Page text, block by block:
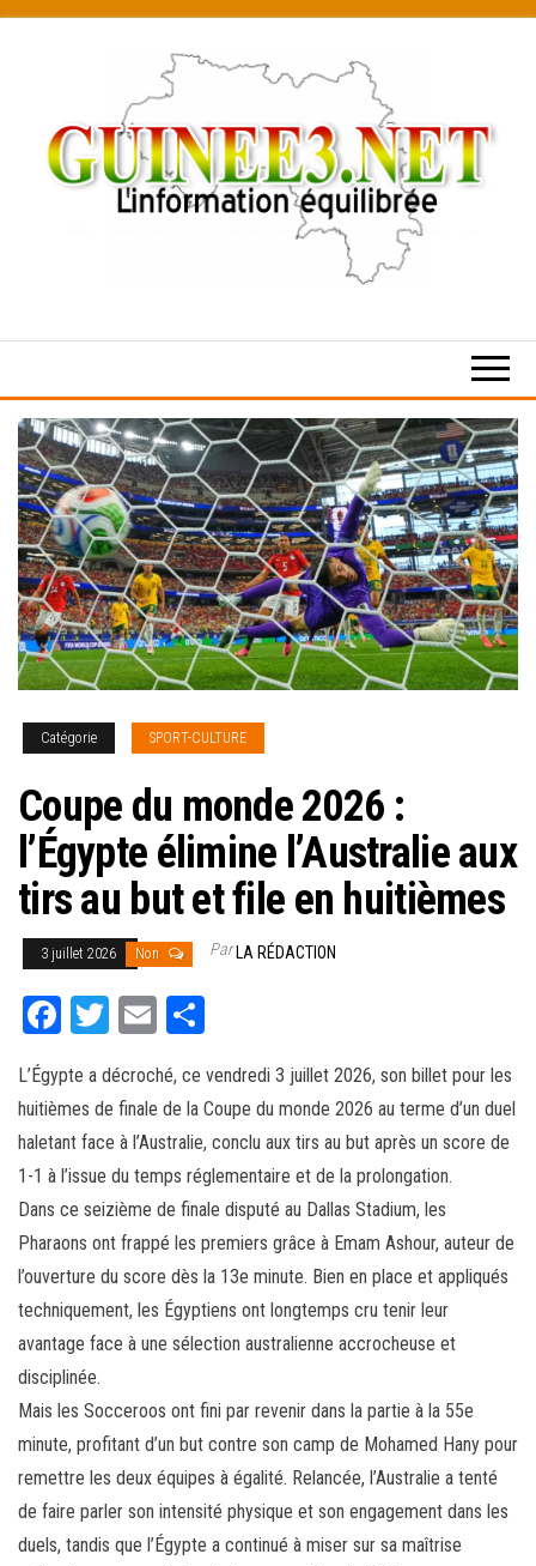
content
Catégorie SPORT-CULTURE
Coupe du monde 2026 :
l’Égypte élimine l’Australie aux
tirs au but et file en huitièmes
3 juillet 2026 Non ParLA RÉDACTION
Fa
bo
ok
T
tt
er
E
ail ag
er
L’Égypte a décroché, ce vendredi 3 juillet 2026, son billet pour les
huitièmes de finale de la Coupe du monde 2026 au terme d’un duel
haletant face à l’Australie, conclu aux tirs au but après un score de
1-1 à l’issue du temps réglementaire et de la prolongation.
Dans ce seizième de finale disputé au Dallas Stadium, les
Pharaons ont frappé les premiers grâce à Emam Ashour, auteur de
l’ouverture du score dès la 13e minute. Bien en place et appliqués
techniquement, les Égyptiens ont longtemps cru tenir leur
avantage face à une sélection australienne accrocheuse et
disciplinée.
Mais les Socceroos ont fini par revenir dans la partie à la 55e
minute, profitant d’un but contre son camp de Mohamed Hany pour
remettre les deux équipes à égalité. Relancée, l’Australie a tenté
de faire parler son intensité physique et son engagement dans les
duels, tandis que l’Égypte a continué à miser sur sa maîtrise